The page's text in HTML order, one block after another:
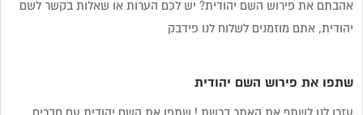
אהבתם את פירוש השם יהודית? יש לכם הערות או שאלות בקשר לשם
יהודית, אתם מוזמנים לשלוח לנו פידבק
שתפו את פירוש השם יהודית